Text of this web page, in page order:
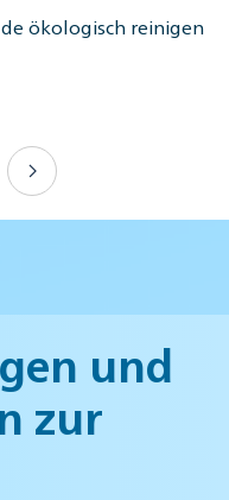
ökologisch reinigen
und
zur